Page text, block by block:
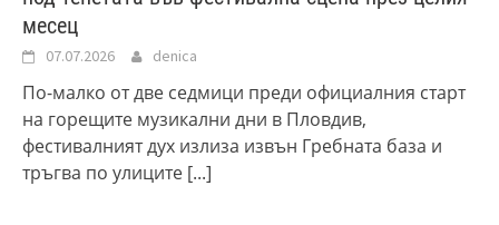
месец
07.07.2026 denica
По-малко от две седмици преди официалния старт
на горещите музикални дни в Пловдив,
фестивалният дух излиза извън Гребната база и
тръгва по улиците [...]